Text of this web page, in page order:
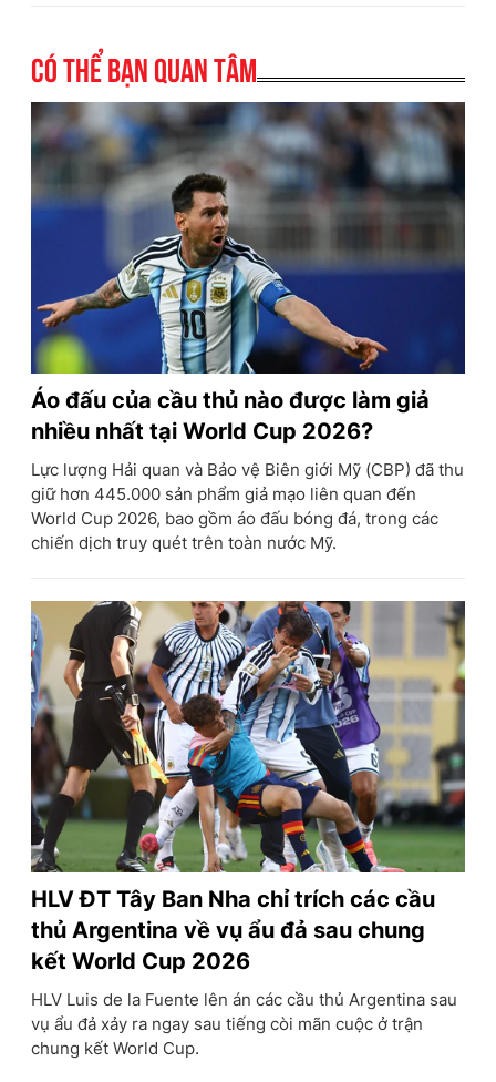
Có thể bạn quan tâm
Áo đấu của cầu thủ nào được làm giả
nhiều nhất tại World Cup 2026?
Lực lượng Hải quan và Bảo vệ Biên giới Mỹ (CBP) đã thu
giữ hơn 445.000 sản phẩm giả mạo liên quan đến
World Cup 2026, bao gồm áo đấu bóng đá, trong các
chiến dịch truy quét trên toàn nước Mỹ.
HLV ĐT Tây Ban Nha chỉ trích các cầu
thủ Argentina về vụ ẩu đả sau chung
kết World Cup 2026
HLV Luis de la Fuente lên án các cầu thủ Argentina sau
vụ ẩu đả xảy ra ngay sau tiếng còi mãn cuộc ở trận
chung kết World Cup.